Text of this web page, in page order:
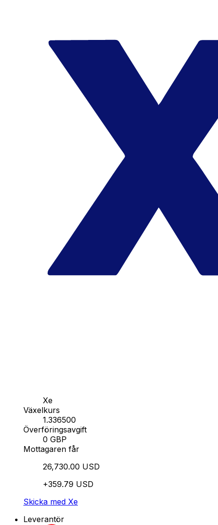
Xe
Växelkurs
1.336500
Överföringsavgift
0 GBP
Mottagaren får
26,730.00 USD
+359.79 USD
Skicka med Xe
Leverantör